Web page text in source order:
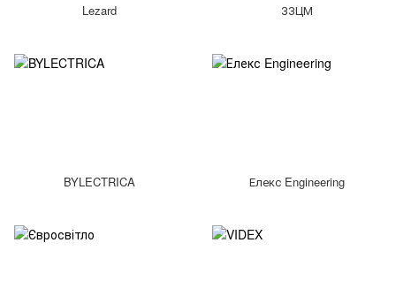
Lezard ЗЗЦМ
BYLECTRICA Елекс Engineering